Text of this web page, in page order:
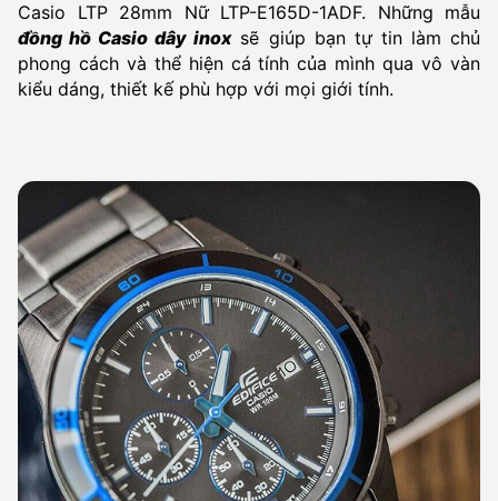
Casio LTP 28mm Nữ LTP-E165D-1ADF. Những mẫu
đồng hồ Casio dây inoxsẽ giúp bạn tự tin làm chủ
phong cách và thể hiện cá tính của mình qua vô vàn
kiểu dáng, thiết kế phù hợp với mọi giới tính.